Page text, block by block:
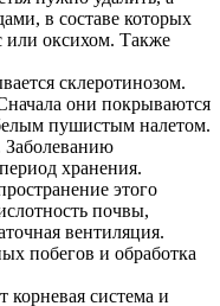
в составе которых
или оксихом. Также
склеротинозом.
они покрываются
пушистым налетом.
Заболеванию
хранения.
этого
почвы,
вентиляция.
побегов и обработка
корневая система и